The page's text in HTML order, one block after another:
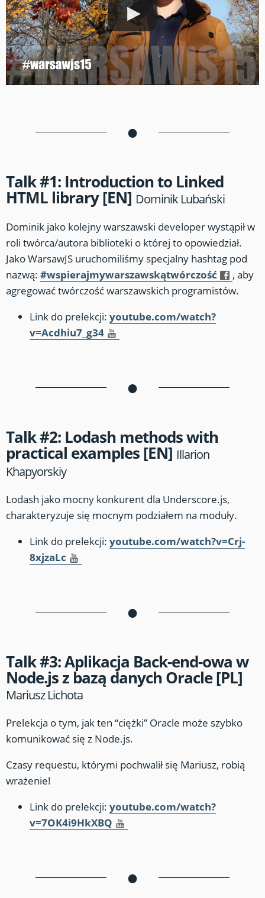
•
Talk #1: Introduction to Linked
HTML library [EN] Dominik Lubański
Dominik jako kolejny warszawski developer wystąpił w
roli twórca/autora biblioteki o której to opowiedział.
Jako WarsawJS uruchomiliśmy specjalny hashtag pod
nazwą: #wspierajmywarszawskątwórczość
, aby
agregować twórczość warszawskich programistów.
Link do prelekcji: youtube.com/watch?
v=Acdhiu7_g34
•
Talk #2: Lodash methods with
practical examples [EN] Illarion
Khapyorskiy
Lodash jako mocny konkurent dla Underscore.js,
charakteryzuje się mocnym podziałem na moduły.
Link do prelekcji: youtube.com/watch?v=Crj-
8xjzaLc
•
Talk #3: Aplikacja Back-end-owa w
Node.js z bazą danych Oracle [PL]
Mariusz Lichota
Prelekcja o tym, jak ten “ciężki” Oracle może szybko
komunikować się z Node.js.
Czasy requestu, którymi pochwalił się Mariusz, robią
wrażenie!
Link do prelekcji: youtube.com/watch?
v=7OK4i9HkXBQ
•